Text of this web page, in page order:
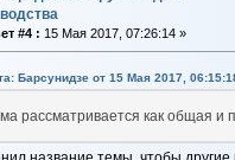
#4 : 15 Мая 2017, 07:26:14 »
Барсунидзе от 15 Мая 2017,
рассматривается как общая и